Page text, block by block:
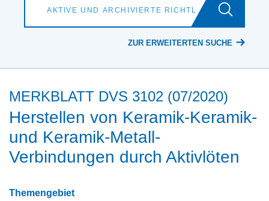
ZUR ERWEITERTEN SUCHE
MERKBLATT DVS 3102 (07/2020)
Herstellen von Keramik-Keramik-
und Keramik-Metall-
Verbindungen durch Aktivlöten
Themengebiet